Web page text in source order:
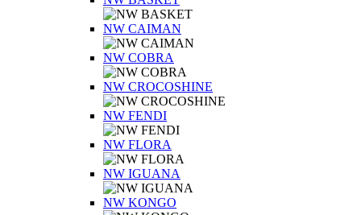
NW CAIMAN
NW COBRA
NW CROCOSHINE
NW FENDI
NW FLORA
NW IGUANA
NW KONGO